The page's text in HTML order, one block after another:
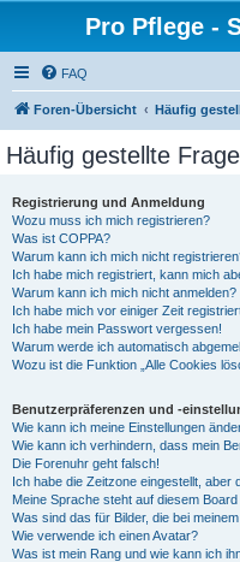
Pro Pflege -
FAQ
Foren-Übersicht Häufig
Häufig gestellte
Registrierung und Anmeldung
Wozu muss ich mich registrieren?
Was ist COPPA?
Warum kann ich mich nicht
Ich habe mich registriert, kann mich
Warum kann ich mich nicht anmelden?
Ich habe mich vor einiger Zeit
Ich habe mein Passwort vergessen!
Warum werde ich automatisch
Wozu ist die Funktion „Alle Cookies
Benutzerpräferenzen und -
Wie kann ich meine Einstellungen
Wie kann ich verhindern, dass mein
Die Forenuhr geht falsch!
Ich habe die Zeitzone eingestellt, aber
Meine Sprache steht auf diesem
Was sind das für Bilder, die bei
Wie verwende ich einen Avatar?
Was ist mein Rang und wie kann ich